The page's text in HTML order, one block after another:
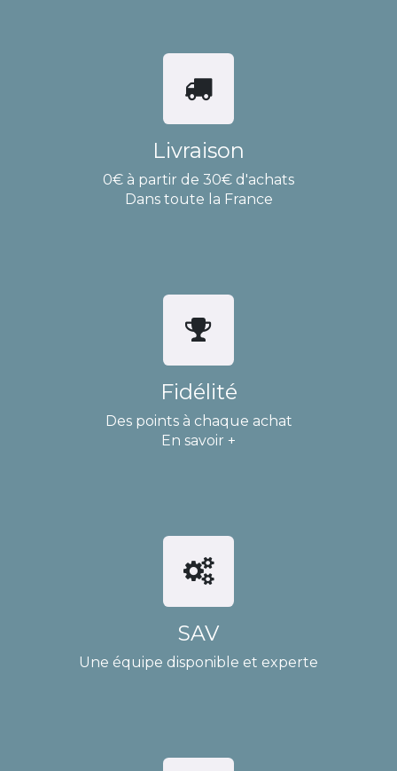
Livraison
0€ à partir de 30€ d'achats
Dans toute la France
Fidélité
Des points à chaque achat
En savoir +
SAV
Une équipe disponible et experte